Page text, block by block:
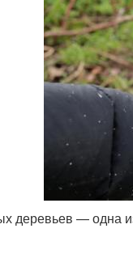
деревьев — одна